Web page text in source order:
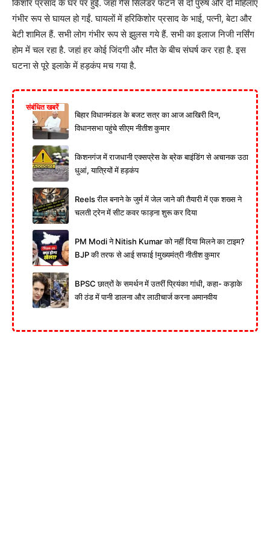
किशोर प्रसाद के घर पर हुई. जहां गैस सिलेंडर फटने से दो पुरुष और दो महिलाएं
गंभीर रूप से घायल हो गईं. घायलों में हरिकिशोर प्रसाद के भाई, पत्नी, बेटा और
बेटी शामिल हैं. सभी लोग गंभीर रूप से झुलस गये हैं. सभी का इलाज निजी नर्सिंग
होम में चल रहा है. जहां हर कोई जिंदगी और मौत के बीच संघर्ष कर रहा है. इस
घटना से पूरे इलाके में हड़कंप मच गया है.
संबंधित खबरें
बिहार विधानमंडल के बजट सत्र का आज आखिरी दिन,
विधानसभा पहुंचे सीएम नीतीश कुमार
किशनगंज में राजधानी एक्सप्रेस के ब्रेक बाइंडिंग से अचानक उठा
धुआं, यात्रियों में हड़कंप
Reels रील बनाने के जुर्म में जेल जाने की तैयारी में एक शख्स ने
चलती ट्रेन में सीट कवर फाड़ना शुरू कर दिया
PM Modi ने Nitish Kumar को नहीं दिया मिलने का टाइम?
BJP की तरफ से आई सफाई !मुख्यमंत्री नीतीश कुमार
BPSC छात्रों के समर्थन में उतरीं प्रियंका गांधी, कहा- कड़ाके
की ठंड में पानी डालना और लाठीचार्ज करना अमानवीय